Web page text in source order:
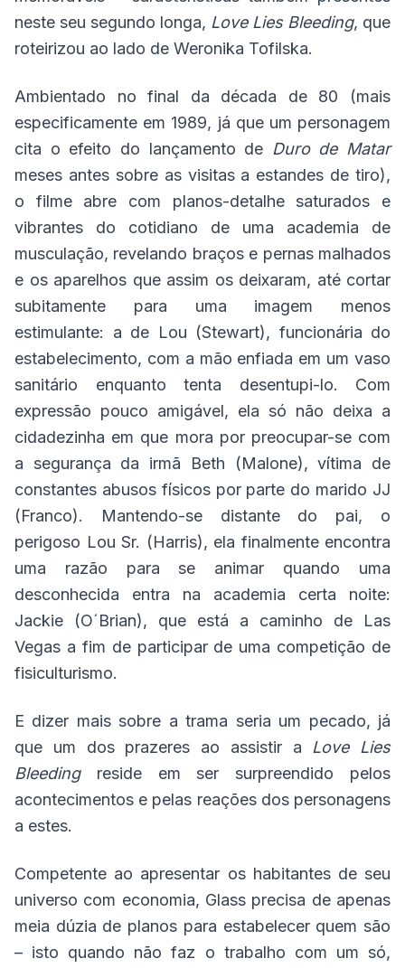
neste seu segundo longa, Love Lies Bleeding, que
roteirizou ao lado de Weronika Tofilska.
Ambientado no final da década de 80 (mais
especificamente em 1989, já que um personagem
cita o efeito do lançamento de Duro de Matar
meses antes sobre as visitas a estandes de tiro),
o filme abre com planos-detalhe saturados e
vibrantes do cotidiano de uma academia de
musculação, revelando braços e pernas malhados
e os aparelhos que assim os deixaram, até cortar
subitamente para uma imagem menos
estimulante: a de Lou (Stewart), funcionária do
estabelecimento, com a mão enfiada em um vaso
sanitário enquanto tenta desentupi-lo. Com
expressão pouco amigável, ela só não deixa a
cidadezinha em que mora por preocupar-se com
a segurança da irmã Beth (Malone), vítima de
constantes abusos físicos por parte do marido JJ
(Franco). Mantendo-se distante do pai, o
perigoso Lou Sr. (Harris), ela finalmente encontra
uma razão para se animar quando uma
desconhecida entra na academia certa noite:
Jackie (O´Brian), que está a caminho de Las
Vegas a fim de participar de uma competição de
fisiculturismo.
E dizer mais sobre a trama seria um pecado, já
que um dos prazeres ao assistir a Love Lies
Bleedingreside em ser surpreendido pelos
acontecimentos e pelas reações dos personagens
a estes.
Competente ao apresentar os habitantes de seu
universo com economia, Glass precisa de apenas
meia dúzia de planos para estabelecer quem são
– isto quando não faz o trabalho com um só,